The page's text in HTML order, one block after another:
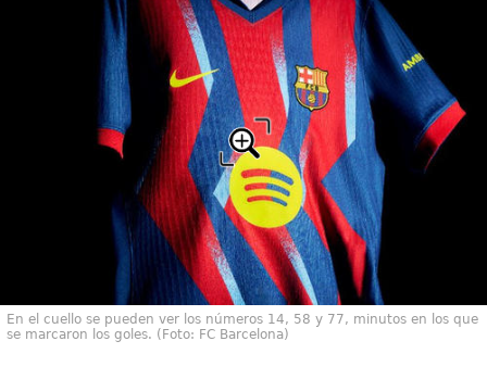
En el cuello se pueden ver los números 14, 58 y 77, minutos en los que
se marcaron los goles. (Foto: FC Barcelona)